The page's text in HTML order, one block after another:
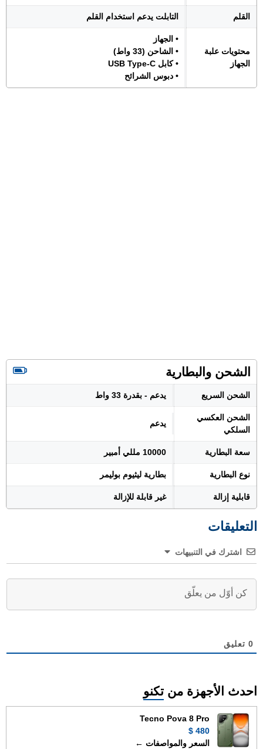
القلم التابلت يدعم استخدام القلم
محتويات علبة
الجهاز
• الجهاز
• الشاحن (33 واط)
• كابل USB Type-C
• دبوس الشرائح
الشحن والبطارية
الشحن السريع يدعم - بقدرة 33 واط
الشحن العكسي
السلكي
يدعم
سعة البطارية 10000 مللي أمبير
نوع البطارية بطارية ليثيوم بوليمر
قابلية إزالة غير قابلة للإزالة
التعليقات
اشترك في التنبيهات
0 تعليق
احدث الأجهزة من تكنو
Tecno Pova 8 Pro
480 $
السعر والمواصفات ←